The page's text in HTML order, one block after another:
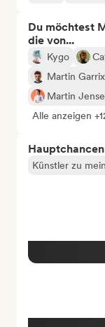
Du möchtest
die von...
Kygo
Martin Garrix
Martin
Alle anzeigen
Hauptchancen
Künstler zu